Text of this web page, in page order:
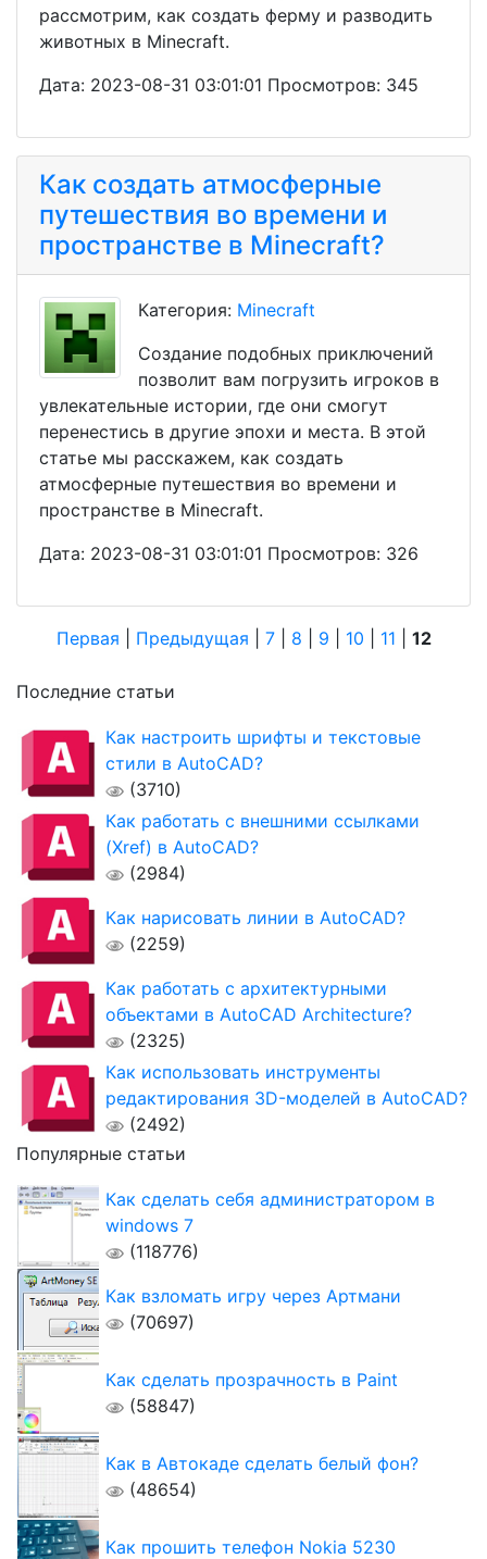
рассмотрим, как создать ферму и разводить
животных в Minecraft.
Дата: 2023-08-31 03:01:01 Просмотров: 345
Как создать атмосферные
путешествия во времени и
пространстве в Minecraft?
Категория: Minecraft
Создание подобных приключений
позволит вам погрузить игроков в
увлекательные истории, где они смогут
перенестись в другие эпохи и места. В этой
статье мы расскажем, как создать
атмосферные путешествия во времени и
пространстве в Minecraft.
Дата: 2023-08-31 03:01:01 Просмотров: 326
Первая Предыдущая 7| 8 9 10 11 12
Последние статьи
Как настроить шрифты и текстовые
стили в AutoCAD?
(3710)
Как работать с внешними ссылками
(Xref) в AutoCAD?
(2984)
Как нарисовать линии в AutoCAD?
(2259)
Как работать с архитектурными
объектами в AutoCAD Architecture?
(2325)
Как использовать инструменты
редактирования 3D-моделей в AutoCAD?
(2492)
Популярные статьи
Как сделать себя администратором в
windows 7
(118776)
Как взломать игру через Артмани
(70697)
Как сделать прозрачность в Paint
(58847)
Как в Автокаде сделать белый фон?
(48654)
Как прошить телефон Nokia 5230